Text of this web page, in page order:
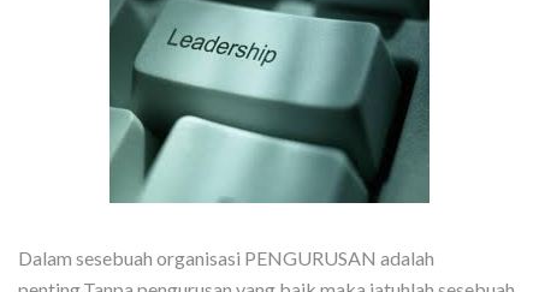
Dalam sesebuah organisasi PENGURUSAN adalah